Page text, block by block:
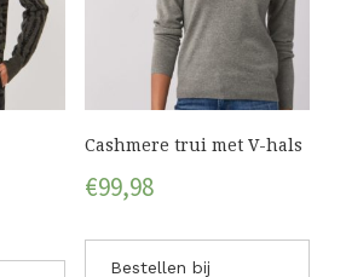
Cashmere trui met V-hals
€99,98
Bestellen bij